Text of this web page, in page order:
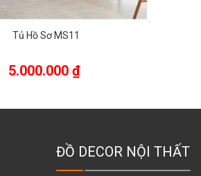
Tủ Hồ Sơ MS11
5.000.000 ₫
ĐỒ DECOR NỘI THẤT